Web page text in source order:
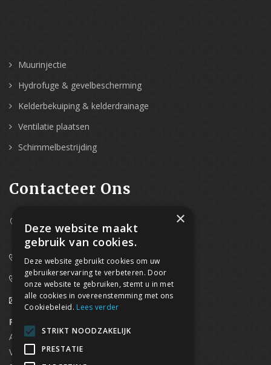
Muurinjectie
Hydrofuge & gevelbescherming
Kelderbekuiping & kelderdrainage
Ventilatie plaatsen
Schimmelbestrijding
Contacteer Ons
Westpoort 37B,
2070 Zwijndrecht
0800/61 667 (24/7 bereikbaar)
03/369.60.29
info@waterdicht-vochtbestrijding.be
Regionaal contact
Antwerpen
03/369.60.29
Vlaams Brabant & Brussel
×
Deze website maakt
gebruik van cookies.
Deze website gebruikt cookies om uw
gebruikerservaring te verbeteren. Door
onze website te gebruiken, stemt u in met
alle cookies in overeenstemming met ons
Cookiebeleid. Lees verder
STRIKT NOODZAKELIJK
PRESTATIE